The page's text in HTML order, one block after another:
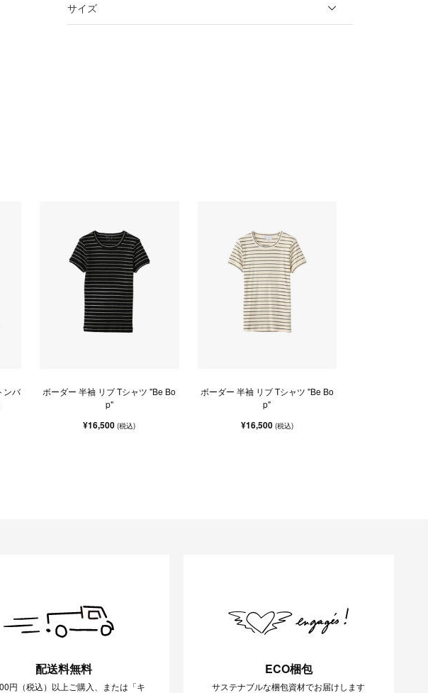
サイズ
ンバ
ボーダー 半袖 リブ Tシャツ "Be Bo
p"
¥16,500(税込)
ボーダー 半袖 リブ Tシャツ "Be Bo
p"
¥16,500 (税込)
配送料無料
円（税込）以上ご購入、または「キ
ECO梱包
サステナブルな梱包資材でお届けします